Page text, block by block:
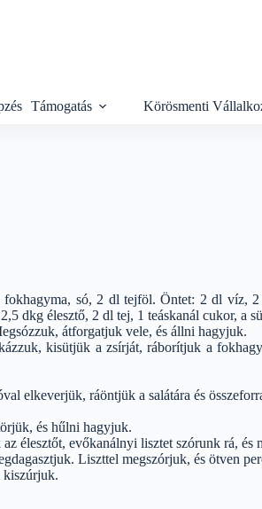
Támogatás Körösmenti
só, 2 dl tejföl. Öntet: 2 dl víz, 2
dkg élesztő, 2 dl tej, 1 teáskanál cukor, a
átforgatjuk vele, és állni hagyjuk.
kisütjük a zsírját, ráborítjuk a
elkeverjük, ráöntjük a salátára és
és hűlni hagyjuk.
élesztőt, evőkanálnyi lisztet szórunk rá, és
Liszttel megszórjuk, és ötven
kiszúrjuk.